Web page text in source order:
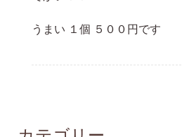
うまい １個 ５００円です